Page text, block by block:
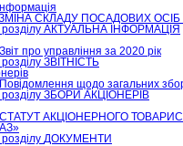
СКЛАДУ ПОСАДОВИХ ОСІБ
АКТУАЛЬНА ІНФОРМАЦІЯ
Звіт про управління за 2020 рік
ЗВІТНІСТЬ
Повідомлення щодо загальних
ЗБОРИ АКЦІОНЕРІВ
СТАТУТ АКЦІОНЕРНОГО
ДОКУМЕНТИ